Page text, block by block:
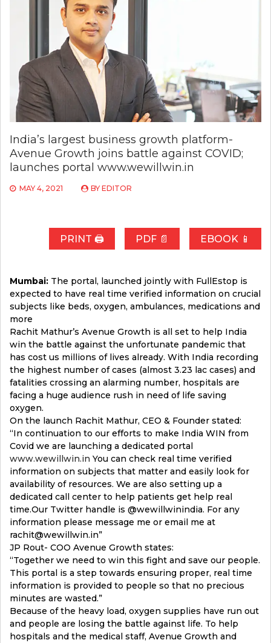
India’s largest business growth platform-
Avenue Growth joins battle against COVID;
launches portal www.wewillwin.in
MAY 4, 2021 BY EDITOR
PRINT 🖨 PDF 📄 EBOOK 📱
Mumbai: The portal, launched jointly with FullEstop is
expected to have real time verified information on crucial
subjects like beds, oxygen, ambulances, medications and
more
Rachit Mathur’s Avenue Growth is all set to help India
win the battle against the unfortunate pandemic that
has cost us millions of lives already. With India recording
the highest number of cases (almost 3.23 lac cases) and
fatalities crossing an alarming number, hospitals are
facing a huge audience rush in need of life saving
oxygen.
On the launch Rachit Mathur, CEO & Founder stated:
“In continuation to our efforts to make India WIN from
Covid we are launching a dedicated portal
www.wewillwin.in You can check real time verified
information on subjects that matter and easily look for
availability of resources. We are also setting up a
dedicated call center to help patients get help real
time.Our Twitter handle is @wewillwinindia. For any
information please message me or email me at
rachit@wewillwin.in”
JP Rout- COO Avenue Growth states:
“Together we need to win this fight and save our people.
This portal is a step towards ensuring proper, real time
information is provided to people so that no precious
minutes are wasted.”
Because of the heavy load, oxygen supplies have run out
and people are losing the battle against life. To help
hospitals and the medical staff, Avenue Growth and